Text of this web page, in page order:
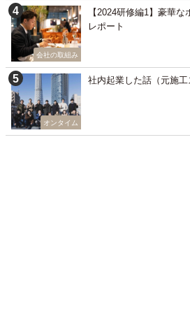
会社の取組み
【2024研修編1】豪華
レポート
オンタイム
社内起業した話（元施工